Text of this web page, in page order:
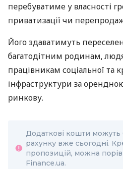
перебуватиме у власності
приватизації чи
Його здаватимуть
багатодітним родинам,
працівникам соціальної та
інфраструктури за
ринкову.
Додаткові кошти
рахунку вже сьогодні.
пропозицій, можна
Finance.ua.